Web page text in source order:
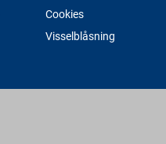
Cookies
Visselblåsning